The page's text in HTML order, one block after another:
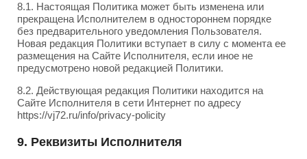
8.1. Настоящая Политика может быть изменена или
прекращена Исполнителем в одностороннем порядке
без предварительного уведомления Пользователя.
Новая редакция Политики вступает в силу с момента ее
размещения на Сайте Исполнителя, если иное не
предусмотрено новой редакцией Политики.
8.2. Действующая редакция Политики находится на
Сайте Исполнителя в сети Интернет по адресу
https://vj72.ru/info/privacy-policity
9. Реквизиты Исполнителя